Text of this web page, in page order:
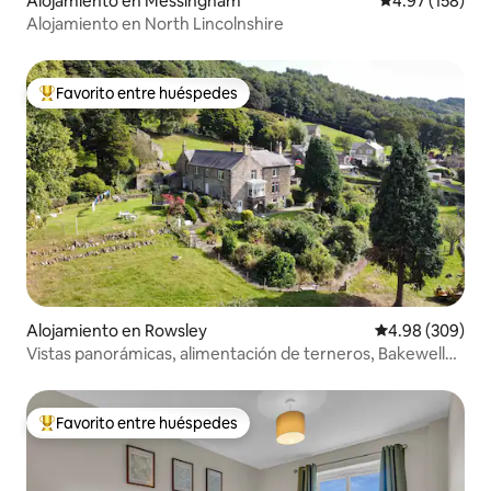
Alojamiento en North Lincolnshire
Favorito entre huéspedes preferido
Favorito entre huéspedes
Alojamiento en Rowsley Calificación
4.98 (309)
Vistas panorámicas, alimentación de terneros, Bakewell
Favorito entre huéspedes preferido
Favorito entre huéspedes